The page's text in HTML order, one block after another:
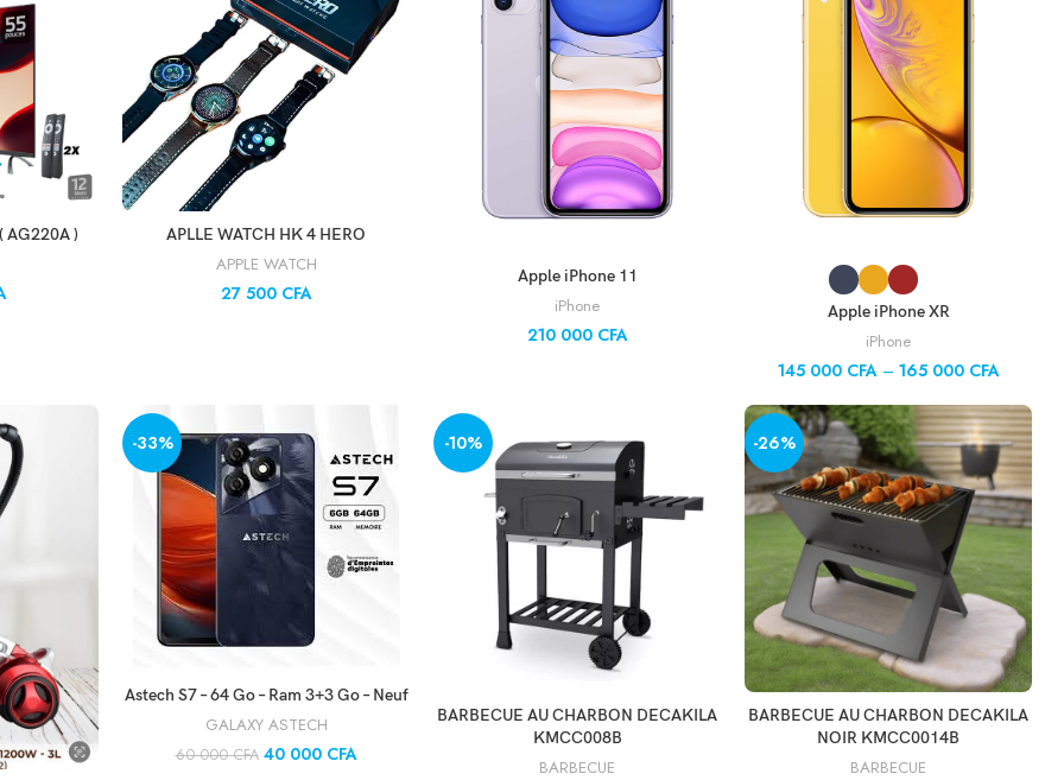
AG220A ) AJOUTER AU PANIER
APLLE WATCH HK 4 HERO
APPLE WATCH
27 500 CFA
AJOUTER AU PANIER
Apple iPhone 11
iPhone
210 000 CFA
CHOIX DES OPTIONS
Apple iPhone XR
iPhone
145 000 CFA– 165 000 CFA
-33%
AJOUTER AU PANIER
Astech S7 – 64 Go – Ram 3+3 Go – Neuf
GALAXY ASTECH
60 000CFA 40 000 CFA
-10%
AJOUTER AU PANIER
BARBECUE AU CHARBON DECAKILA
KMCC008B
BARBECUE
-26%
AJOUTER AU PANIER
BARBECUE AU CHARBON DECAKILA
NOIR KMCC0014B
BARBECUE